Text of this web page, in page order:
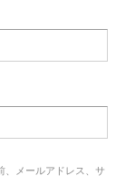
、メールアドレス、サ